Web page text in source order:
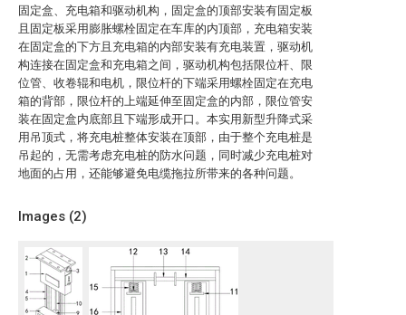
固定盒、充电箱和驱动机构，固定盒的顶部安装有固定板
且固定板采用膨胀螺栓固定在车库的内顶部，充电箱安装
在固定盒的下方且充电箱的内部安装有充电装置，驱动机
构连接在固定盒和充电箱之间，驱动机构包括限位杆、限
位管、收卷辊和电机，限位杆的下端采用螺栓固定在充电
箱的背部，限位杆的上端延伸至固定盒的内部，限位管安
装在固定盒内底部且下端形成开口。本实用新型升降式采
用吊顶式，将充电桩整体安装在顶部，由于整个充电桩是
吊起的，无需考虑充电桩的防水问题，同时减少充电桩对
地面的占用，还能够避免电缆拖拉所带来的各种问题。
Images (2)